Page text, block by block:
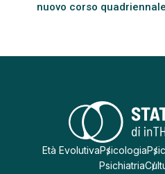
nuovo corso
Età EvolutivaPsicologia
Psichiatria